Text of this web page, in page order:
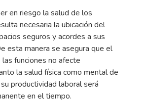
en riesgo la salud de los
necesaria la ubicación del
seguros y acordes a sus
esta manera se asegura que el
funciones no afecte
la salud física como mental de
productividad laboral será
en el tiempo.